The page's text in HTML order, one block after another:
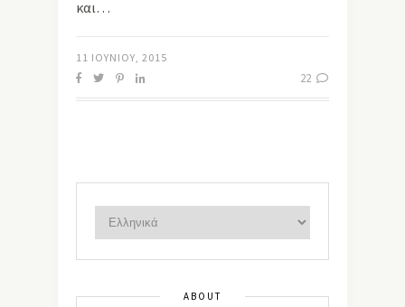
και…
11 ΙΟΥΝΊΟΥ, 2015
22
ABOUT